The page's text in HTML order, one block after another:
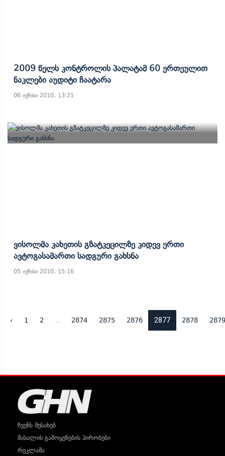
2009 Წელს Კონტროლის Პალატამ 60 Ერთეულით
Ნაკლები Აუდიტი Ჩაატარა
06 ივნისი 2010, 13:21
Ვისოლმა Კახეთის Გზატკეცილზე Კიდევ Ერთი
Ავტოგასამართი Სადგური Გახსნა
05 ივნისი 2010, 15:16
‹ 1 2 2874 2875 2876 2877 2878 2879
ჩვენს შესახებ
მასალის გამოყენების პირობები
რეკლამა